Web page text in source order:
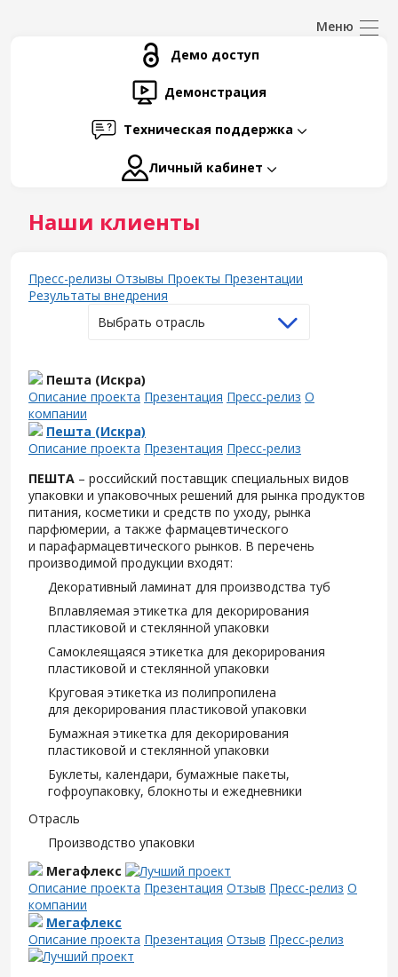
Демо доступ
Демонстрация
Техническая поддержка
Личный кабинет
Наши клиенты
Пресс-релизы Отзывы Проекты Презентации
Результаты внедрения
Выбрать отрасль
Пешта (Искра)
Описание проекта Презентация Пресс-релиз О
компании
Пешта (Искра)
Описание проекта Презентация Пресс-релиз
ПЕШТА – российский поставщик специальных видов
упаковки и упаковочных решений для рынка продуктов
питания, косметики и средств по уходу, рынка
парфюмерии, а также фармацевтического
и парафармацевтического рынков. В перечень
производимой продукции входят:
Декоративный ламинат для производства туб
Вплавляемая этикетка для декорирования
пластиковой и стеклянной упаковки
Самоклеящаяся этикетка для декорирования
пластиковой и стеклянной упаковки
Круговая этикетка из полипропилена
для декорирования пластиковой упаковки
Бумажная этикетка для декорирования
пластиковой и стеклянной упаковки
Буклеты, календари, бумажные пакеты,
гофроупаковку, блокноты и ежедневники
Отрасль
Производство упаковки
Мегафлекс
Описание проекта Презентация Отзыв Пресс-релиз О
компании
Мегафлекс
Описание проекта Презентация Отзыв Пресс-релиз